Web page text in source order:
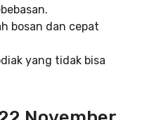
bosan dan cepat
yang tidak bisa